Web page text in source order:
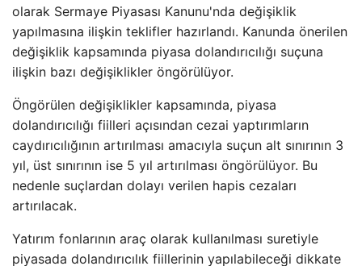
olarak Sermaye Piyasası Kanunu'nda değişiklik
yapılmasına ilişkin teklifler hazırlandı. Kanunda önerilen
değişiklik kapsamında piyasa dolandırıcılığı suçuna
ilişkin bazı değişiklikler öngörülüyor.
Öngörülen değişiklikler kapsamında, piyasa
dolandırıcılığı fiilleri açısından cezai yaptırımların
caydırıcılığının artırılması amacıyla suçun alt sınırının 3
yıl, üst sınırının ise 5 yıl artırılması öngörülüyor. Bu
nedenle suçlardan dolayı verilen hapis cezaları
artırılacak.
Yatırım fonlarının araç olarak kullanılması suretiyle
piyasada dolandırıcılık fiillerinin yapılabileceği dikkate